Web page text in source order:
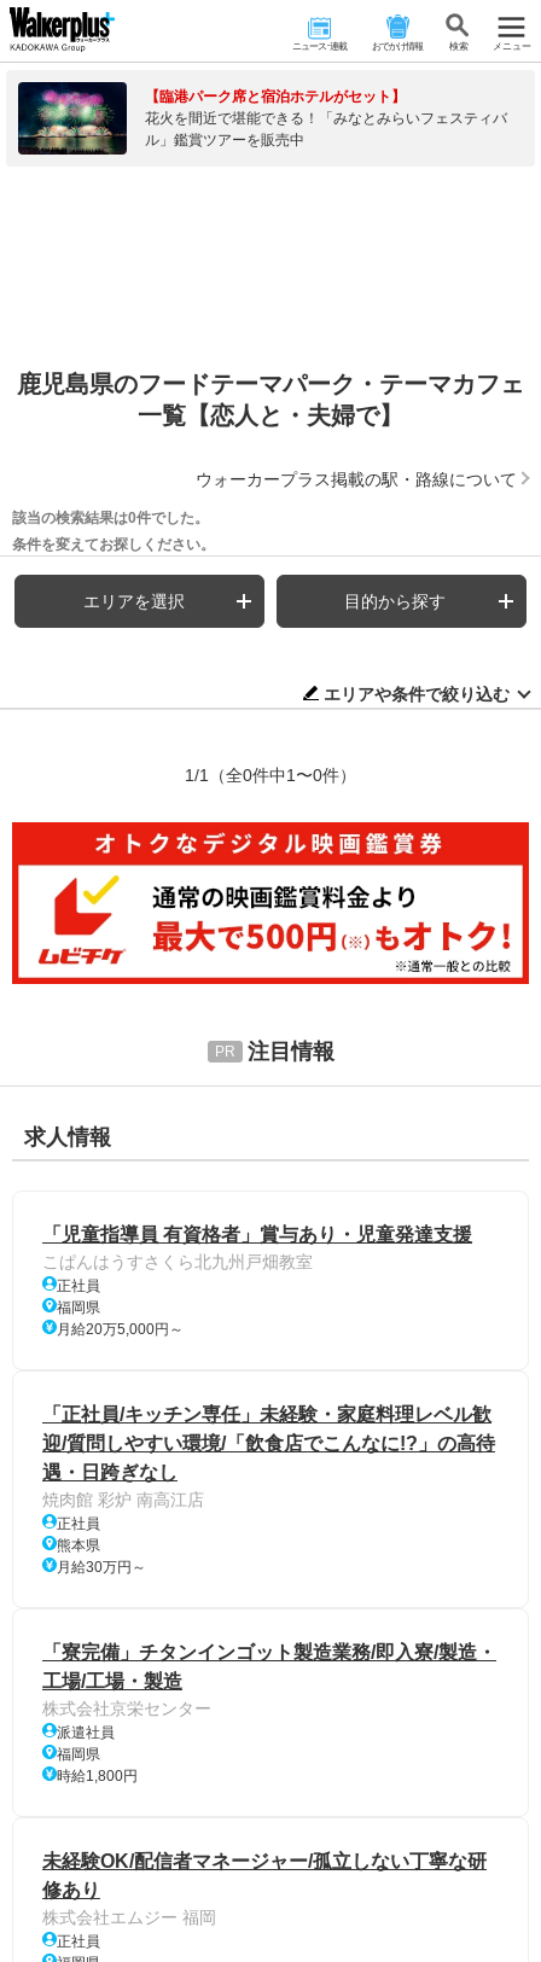
ニュース･連載 おでかけ情報 検 索 メニュー
【臨港パーク席と宿泊ホテルがセット】
花火を間近で堪能できる！「みなとみらいフェスティバ
ル」鑑賞ツアーを販売中
鹿児島県のフードテーマパーク・テーマカフェ
一覧【恋人と・夫婦で】
ウォーカープラス掲載の駅・路線について
該当の検索結果は0件でした。
条件を変えてお探しください。
エリアを選択 目的から探す
エリアや条件で絞り込む
1/1 （全0件中1〜0件）
注目情報
求人情報
「児童指導員 有資格者」賞与あり・児童発達支援
こぱんはうすさくら北九州戸畑教室
正社員
福岡県
月給20万5,000円～
「正社員/キッチン専任」未経験・家庭料理レベル歓
迎/質問しやすい環境/「飲食店でこんなに!?」の高待
遇・日跨ぎなし
焼肉館 彩炉 南高江店
正社員
熊本県
月給30万円～
「寮完備」チタンインゴット製造業務/即入寮/製造・
工場/工場・製造
株式会社京栄センター
派遣社員
福岡県
時給1,800円
未経験OK/配信者マネージャー/孤立しない丁寧な研
修あり
株式会社エムジー 福岡
正社員